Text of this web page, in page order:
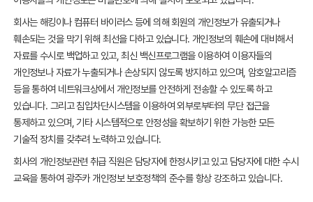
회사는 해킹이나 컴퓨터 바이러스 등에 의해 회원의 개인정보가 유출되거나
훼손되는 것을 막기 위해 최선을 다하고 있습니다. 개인정보의 훼손에 대비해서
자료를 수시로 백업하고 있고, 최신 백신프로그램을 이용하여 이용자들의
개인정보나 자료가 누출되거나 손상되지 않도록 방지하고 있으며, 암호알고리즘
등을 통하여 네트워크상에서 개인정보를 안전하게 전송할 수 있도록 하고
있습니다. 그리고 침입차단시스템을 이용하여 외부로부터의 무단 접근을
통제하고 있으며, 기타 시스템적으로 안정성을 확보하기 위한 가능한 모든
기술적 장치를 갖추려 노력하고 있습니다.
회사의 개인정보관련 취급 직원은 담당자에 한정시키고 있고 담당자에 대한 수시
교육을 통하여 광주카 개인정보 보호정책의 준수를 항상 강조하고 있습니다.